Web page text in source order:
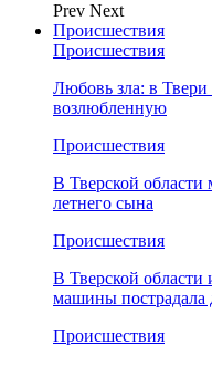
Prev Next
Происшествия
Происшествия
Любовь зла: в
возлюбленную
Происшествия
В Тверской
летнего сына
Происшествия
В Тверской области
машины пострадала
Происшествия